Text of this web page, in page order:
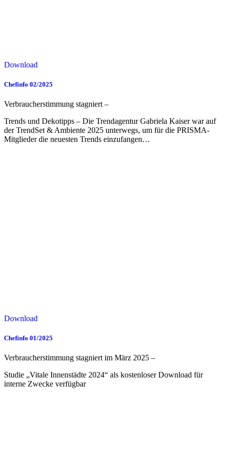
Download
Chefinfo 02/2025
Verbraucherstimmung stagniert –
Trends und Dekotipps – Die Trendagentur Gabriela Kaiser war auf
der TrendSet & Ambiente 2025 unterwegs, um für die PRISMA-
Mitglieder die neuesten Trends einzufangen…
Download
Chefinfo 01/2025
Verbraucherstimmung stagniert im März 2025 –
Studie „Vitale Innenstädte 2024“ als kostenloser Download für
interne Zwecke verfügbar